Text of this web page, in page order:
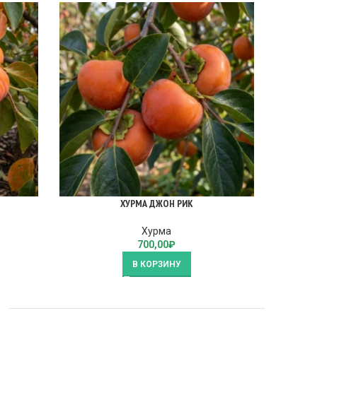
ХУРМА ДЖОН РИК
Хурма
700,00₽
В КОРЗИНУ